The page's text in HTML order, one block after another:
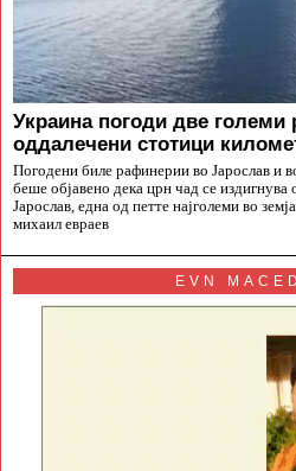
Украина погоди две големи
оддалечени стотици
Погодени биле рафинерии во Јарослав и
беше објавено дека црн чад се издигнува
Јарослав, една од петте најголеми во
михаил евраев
EVN